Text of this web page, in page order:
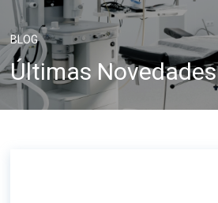
BLOG
Últimas Novedades